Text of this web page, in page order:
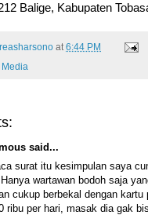
Balige, Kabupaten
at 6:44 PM
Media
said...
surat itu kesimpulan saya
wartawan bodoh saja
cukup berbekal dengan
ribu per hari, masak dia gak